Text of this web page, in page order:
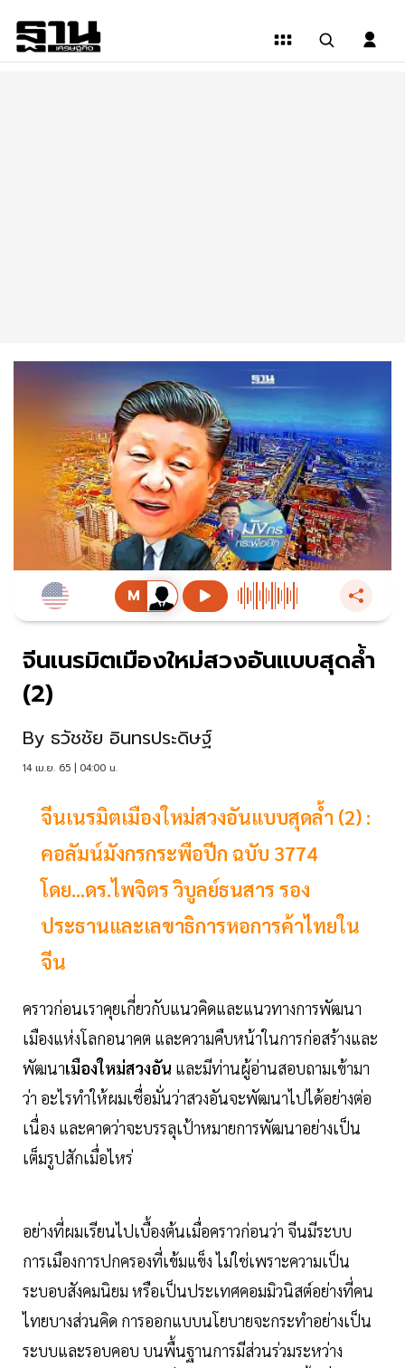
จีนเนรมิตเมืองใหม่สวงอันแบบสุดล้ำ
(2)
By ธวัชชัย อินทรประดิษฐ์
14 เม.ย. 65 | 04:00 น.
จีนเนรมิตเมืองใหม่สวงอันแบบสุดล้ำ (2) :
คอลัมน์มังกรกระพือปีก ฉบับ 3774
โดย...ดร.ไพจิตร วิบูลย์ธนสาร รอง
ประธานและเลขาธิการหอการค้าไทยใน
จีน
คราวก่อนเราคุยเกี่ยวกับแนวคิดและแนวทางการพัฒนา
เมืองแห่งโลกอนาคต และความคืบหน้าในการก่อสร้างและ
พัฒนาเมืองใหม่สวงอัน และมีท่านผู้อ่านสอบถามเข้ามา
ว่า อะไรทำให้ผมเชื่อมั่นว่าสวงอันจะพัฒนาไปได้อย่างต่อ
เนื่อง และคาดว่าจะบรรลุเป้าหมายการพัฒนาอย่างเป็น
เต็มรูปสักเมื่อไหร่
อย่างที่ผมเรียนไปเบื้องต้นเมื่อคราวก่อนว่า จีนมีระบบ
การเมืองการปกครองที่เข้มแข็ง ไม่ใช่เพราะความเป็น
ระบอบสังคมนิยม หรือเป็นประเทศคอมมิวนิสต์อย่างที่คน
ไทยบางส่วนคิด การออกแบบนโยบายจะกระทำอย่างเป็น
ระบบและรอบคอบ บนพื้นฐานการมีส่วนร่วมระหว่าง